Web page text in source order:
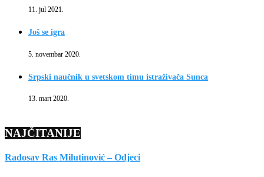
11. jul 2021.
Još se igra
5. novembar 2020.
Srpski naučnik u svetskom timu istraživača Sunca
13. mart 2020.
NAJČITANIJE
Radosav Ras Milutinović – Odjeci